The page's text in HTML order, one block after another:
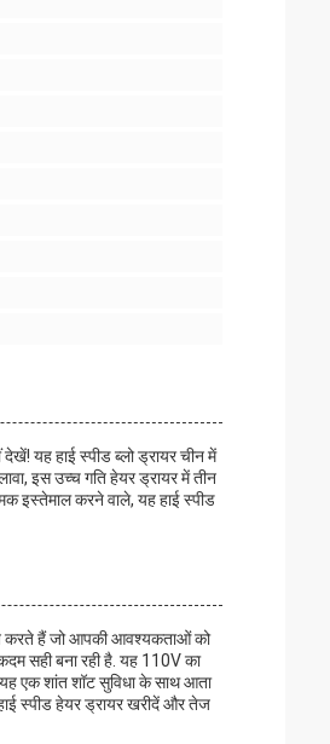
यह हाई स्पीड ब्लो ड्रायर चीन में
इस उच्च गति हेयर ड्रायर में तीन
इस्तेमाल करने वाले, यह हाई स्पीड
करते हैं जो आपकी आवश्यकताओं को
सही बना रही है. यह 110V का
एक शांत शॉट सुविधा के साथ आता
स्पीड हेयर ड्रायर खरीदें और तेज